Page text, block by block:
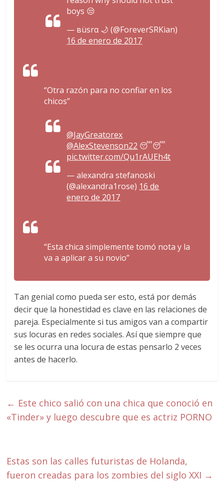
boys 😒
— вüѕrα 🌙 (@ForeverSRKian)
16 de enero de 2017
“Otra razón para no confiar en los
chicos”
@JayGreatorex
@AlexStevenson22 😴😴
pic.twitter.com/Qu1rAUEh4t
— alexandra stefanoski
(@alexandra1rose) 16 de
enero de 2017
“Esta chica simplemente tomó nota y la
va a aplicar a su novio”
Tan genial como pueda ser esto, está por demás
decir que la honestidad es clave en las relaciones de
pareja. Especialmente si tus amigos van a compartir
sus locuras en redes sociales. Así que siempre que
se les ocurra una locura de estas pensarlo 2 veces
antes de hacerlo.
← Este chico salió con una chica que conoció en
«Tinder» y luego descubre que es actriz PORNO
Estas son las calles futuristas de Holanda,
fueron creadas para los zombies del siglo XXI →